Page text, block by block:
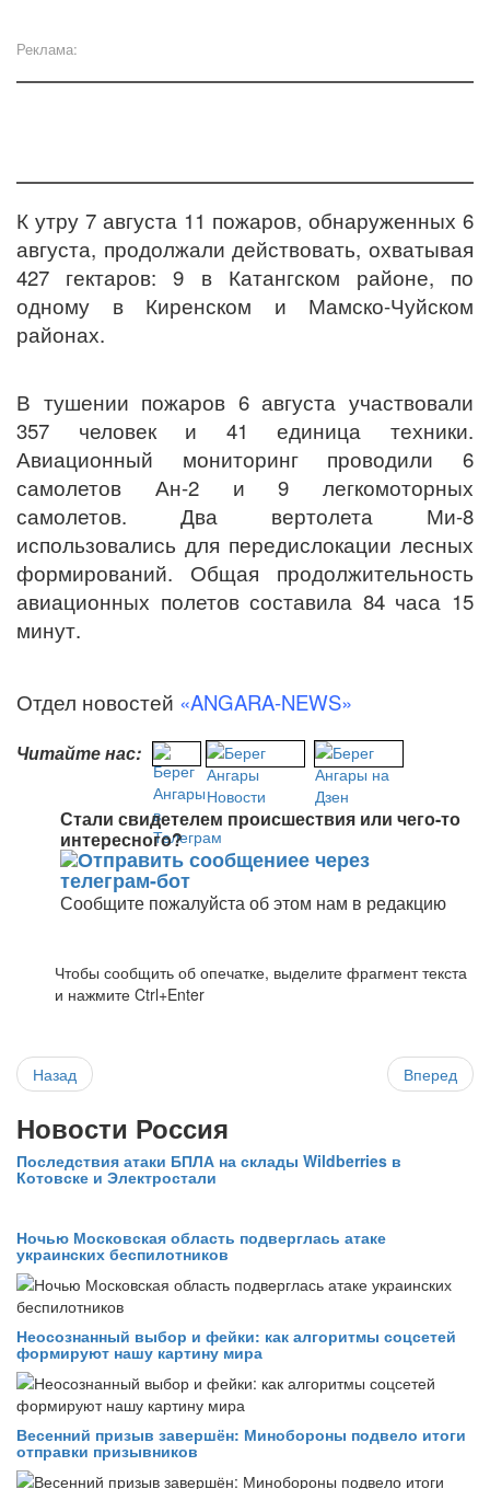
Реклама:
К утру 7 августа 11 пожаров, обнаруженных 6
августа, продолжали действовать, охватывая
427 гектаров: 9 в Катангском районе, по
одному в Киренском и Мамско-Чуйском
районах.
В тушении пожаров 6 августа участвовали
357 человек и 41 единица техники.
Авиационный мониторинг проводили 6
самолетов Ан-2 и 9 легкомоторных
самолетов. Два вертолета Ми-8
использовались для передислокации лесных
формирований. Общая продолжительность
авиационных полетов составила 84 часа 15
минут.
Отдел новостей «ANGARA-NEWS»
Читайте нас:
Стали свидетелем происшествия или чего-то
интересного?
Сообщите пожалуйста об этом нам в редакцию
Чтобы сообщить об опечатке, выделите фрагмент текста
и нажмите Ctrl+Enter
Назад Вперед
Новости Россия
Последствия атаки БПЛА на склады Wildberries в
Котовске и Электростали
Ночью Московская область подверглась атаке
украинских беспилотников
Неосознанный выбор и фейки: как алгоритмы соцсетей
формируют нашу картину мира
Весенний призыв завершён: Минобороны подвело итоги
отправки призывников